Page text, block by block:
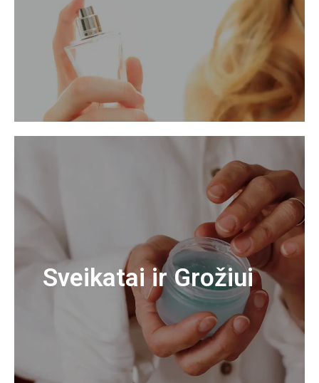
Sveikatai ir Grožiui